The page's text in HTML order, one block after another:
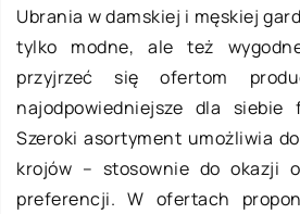
Ubrania w damskiej i męskiej
tylko modne, ale też
przyjrzeć się ofertom
najodpowiedniejsze dla siebie
Szeroki asortyment umożliwia
krojów – stosownie do okazji
preferencji. W ofertach